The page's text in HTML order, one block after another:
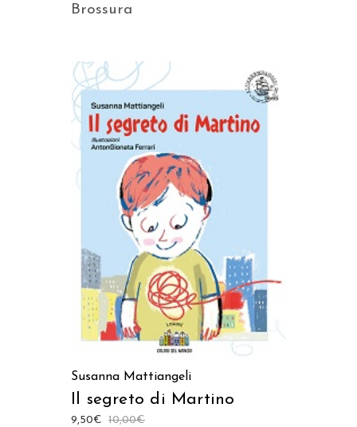
Brossura
AGGIUNGI AL CARRELLO
Susanna Mattiangeli
Il segreto di Martino
10,00€
9,50€